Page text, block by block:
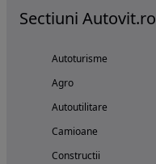
Sectiuni Autovit.ro
Autoturisme
Agro
Autoutilitare
Camioane
Constructii